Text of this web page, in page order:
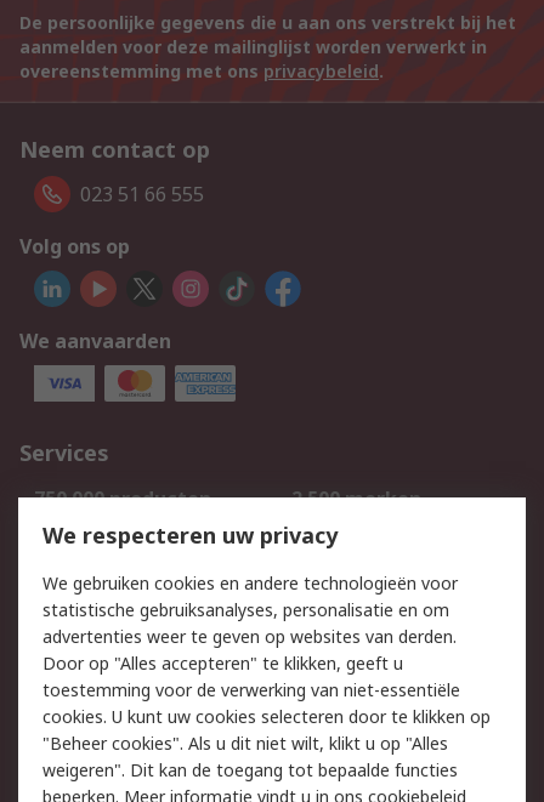
De persoonlijke gegevens die u aan ons verstrekt bij het
aanmelden voor deze mailinglijst worden verwerkt in
overeenstemming met ons privacybeleid.
Neem contact op
023 51 66 555
Volg ons op
We aanvaarden
Services
750.000 producten
2.500 merken
Bestellen
Inkoopoplossingen
Track & Trace
Wettelijk
Cookiebeleid
Email veiligheid
Privacybeleid
Websitevoorwaarden
Algemene
We respecteren uw privacy
We gebruiken cookies en andere technologieën voor
statistische gebruiksanalyses, personalisatie en om
advertenties weer te geven op websites van derden.
Door op "Alles accepteren" te klikken, geeft u
toestemming voor de verwerking van niet-essentiële
cookies. U kunt uw cookies selecteren door te klikken op
"Beheer cookies". Als u dit niet wilt, klikt u op "Alles
weigeren". Dit kan de toegang tot bepaalde functies
beperken. Meer informatie vindt u in ons cookiebeleid